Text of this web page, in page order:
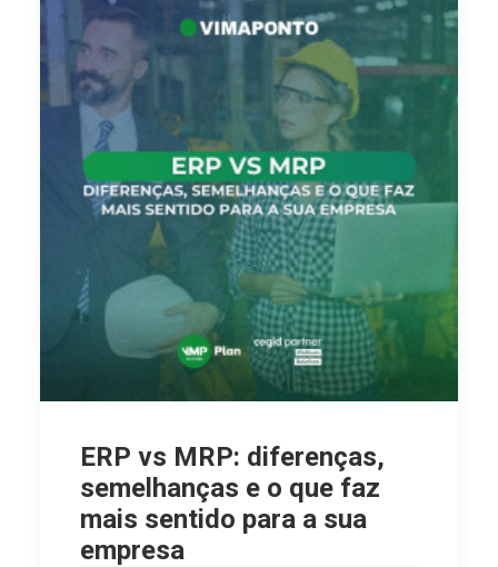
ERP vs MRP: diferenças,
semelhanças e o que faz
mais sentido para a sua
empresa